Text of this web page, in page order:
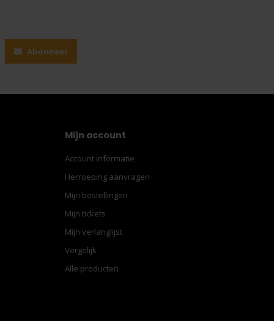
Abonneer
Mijn account
Account informatie
Herroeping aanvragen
Mijn bestellingen
Mijn tickets
Mijn verlanglijst
Vergelijk
Alle producten